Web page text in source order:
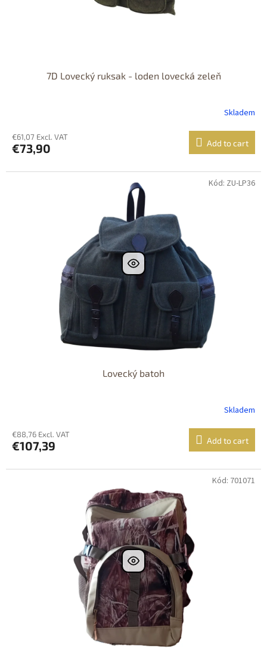
7D Lovecký ruksak - loden lovecká zeleň
Skladem
€61,07 Excl. VAT
€73,90 Add to cart
Lovecký batoh
Skladem
€88,76 Excl. VAT
€107,39 Add to cart
Kód: ZU-LP36
Kód: 701071